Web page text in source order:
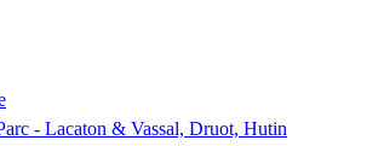
- Lacaton & Vassal, Druot, Hutin